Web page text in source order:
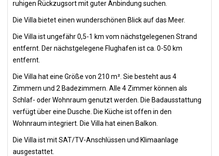
ruhigen Rückzugsort mit guter Anbindung suchen.
Die Villa bietet einen wunderschönen Blick auf das Meer.
Die Villa ist ungefähr 0,5-1 km vom nächstgelegenen Strand
entfernt. Der nächstgelegene Flughafen ist ca. 0-50 km
entfernt.
Die Villa hat eine Größe von 210 m². Sie besteht aus 4
Zimmern und 2 Badezimmern. Alle 4 Zimmer können als
Schlaf- oder Wohnraum genutzt werden. Die Badausstattung
verfügt über eine Dusche. Die Küche ist offen in den
Wohnraum integriert. Die Villa hat einen Balkon.
Die Villa ist mit SAT/TV-Anschlüssen und Klimaanlage
ausgestattet.